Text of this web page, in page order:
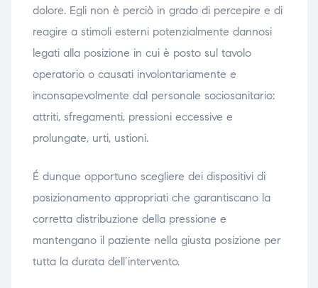
dolore. Egli non è perciò in grado di percepire e di
reagire a stimoli esterni potenzialmente dannosi
legati alla posizione in cui è posto sul tavolo
operatorio o causati involontariamente e
inconsapevolmente dal personale sociosanitario:
attriti, sfregamenti, pressioni eccessive e
prolungate, urti, ustioni.
É dunque opportuno scegliere dei dispositivi di
posizionamento appropriati che garantiscano la
corretta distribuzione della pressione e
mantengano il paziente nella giusta posizione per
tutta la durata dell’intervento.